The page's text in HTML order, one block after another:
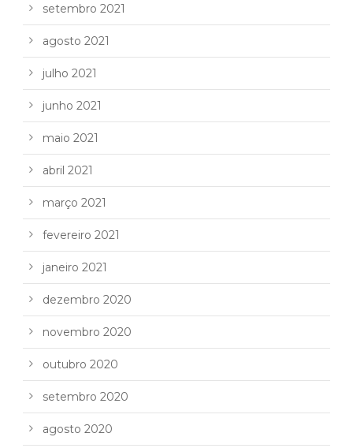
setembro 2021
agosto 2021
julho 2021
junho 2021
maio 2021
abril 2021
março 2021
fevereiro 2021
janeiro 2021
dezembro 2020
novembro 2020
outubro 2020
setembro 2020
agosto 2020